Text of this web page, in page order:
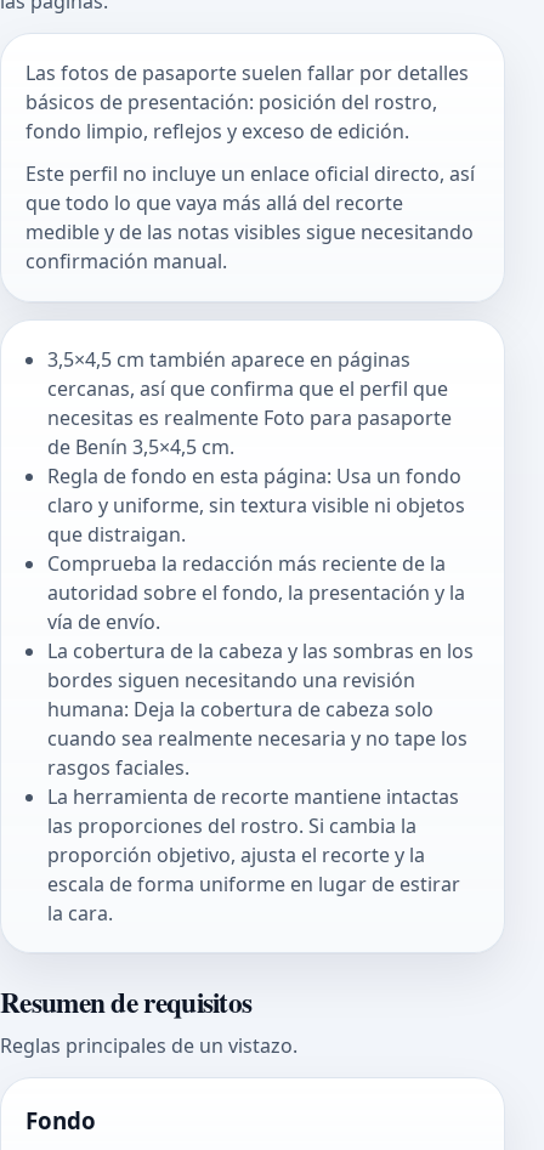
Las fotos de pasaporte suelen fallar por detalles
básicos de presentación: posición del rostro,
fondo limpio, reflejos y exceso de edición.
Este perfil no incluye un enlace oficial directo, así
que todo lo que vaya más allá del recorte
medible y de las notas visibles sigue necesitando
confirmación manual.
3,5×4,5 cm también aparece en páginas
cercanas, así que confirma que el perfil que
necesitas es realmente Foto para pasaporte
de Benín 3,5×4,5 cm.
Regla de fondo en esta página: Usa un fondo
claro y uniforme, sin textura visible ni objetos
que distraigan.
Comprueba la redacción más reciente de la
autoridad sobre el fondo, la presentación y la
vía de envío.
La cobertura de la cabeza y las sombras en los
bordes siguen necesitando una revisión
humana: Deja la cobertura de cabeza solo
cuando sea realmente necesaria y no tape los
rasgos faciales.
La herramienta de recorte mantiene intactas
las proporciones del rostro. Si cambia la
proporción objetivo, ajusta el recorte y la
escala de forma uniforme en lugar de estirar
la cara.
Resumen de requisitos
Reglas principales de un vistazo.
Fondo